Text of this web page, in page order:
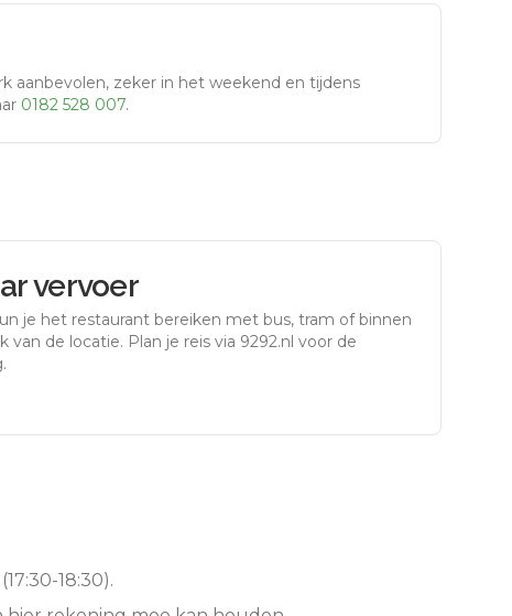
aanbevolen, zeker in het weekend en tijdens
0182 528 007.
vervoer
je het restaurant bereiken met bus, tram of binnen
van de locatie. Plan je reis via 9292.nl voor de
18:30).